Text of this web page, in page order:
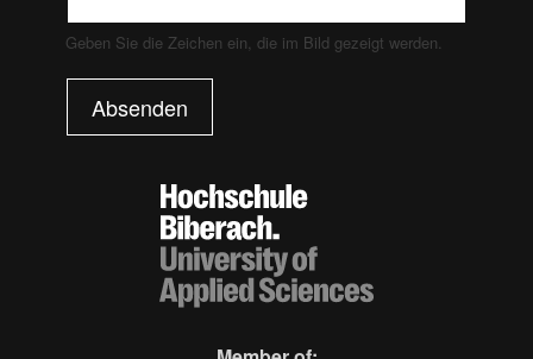
Geben Sie die Zeichen ein, die im Bild gezeigt werden.
Absenden